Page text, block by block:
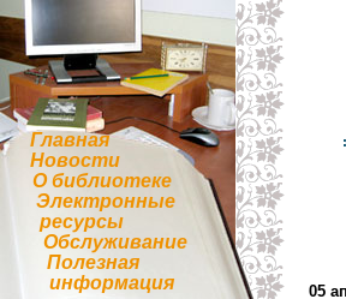
Главная
Новости
О библиотеке
Электронные
ресурсы
Обслуживание
Полезная
информация
05